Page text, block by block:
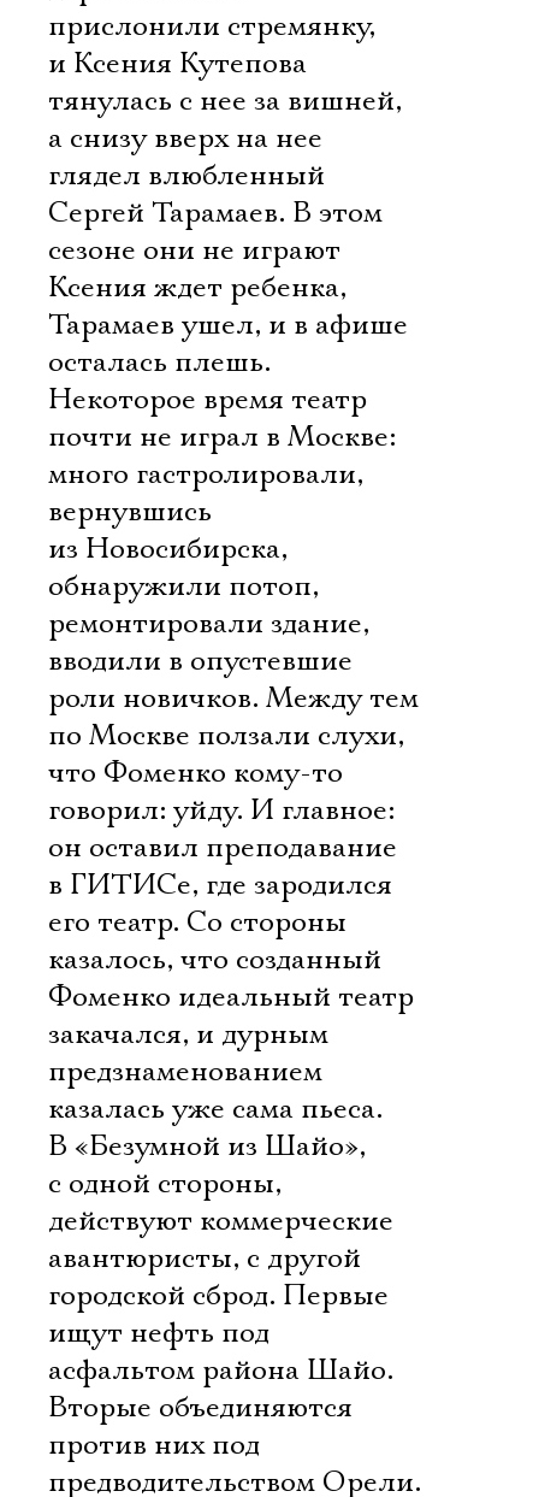
прислонили стремянку,
и Ксения Кутепова
тянулась с нее за вишней,
а снизу вверх на нее
глядел влюбленный
Сергей Тарамаев. В этом
сезоне они не играют 
Ксения ждет ребенка,
Тарамаев ушел, и в афише
осталась плешь.
Некоторое время театр
почти не играл в Москве:
много гастролировали,
вернувшись
из Новосибирска,
обнаружили потоп,
ремонтировали здание,
вводили в опустевшие
роли новичков. Между тем
по Москве ползали слухи,
что Фоменко кому-то
говорил: уйду. И главное:
он оставил преподавание
в ГИТИСе, где зародился
его театр. Со стороны
казалось, что созданный
Фоменко идеальный театр
закачался, и дурным
предзнаменованием
казалась уже сама пьеса.
В «Безумной из Шайо»,
с одной стороны,
действуют коммерческие
авантюристы, с другой 
городской сброд. Первые
ищут нефть под
асфальтом района Шайо.
Вторые объединяются
против них под
предводительством Орели.